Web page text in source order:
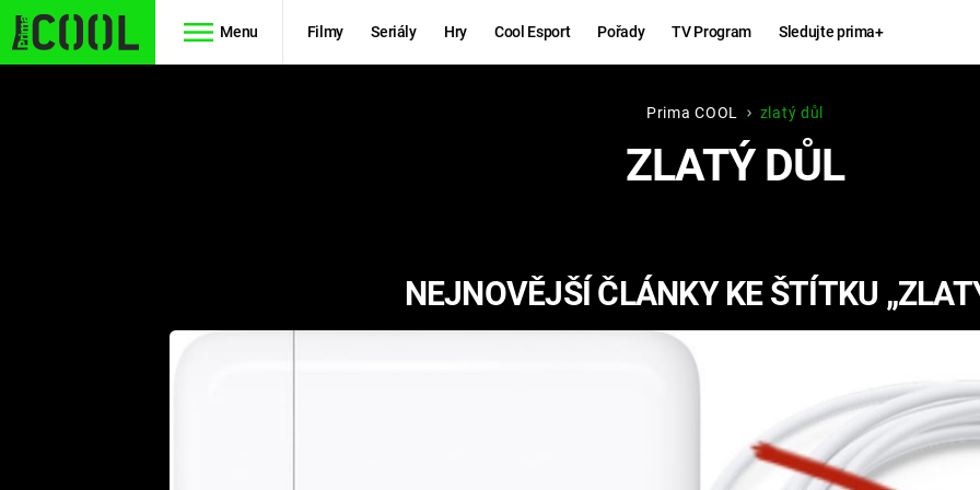
Menu Filmy Seriály Hry Cool Esport Pořady TV Program Sledujte prima+
RYCHLE A
ZBĚSILE 10
Hry
KINGDOM
COME:
DELIVERANCE
NORRIS
Prima COOL zlatý důl
ZLATÝ DŮL
NEJNOVĚJŠÍ ČLÁNKY KE ŠTÍTKU